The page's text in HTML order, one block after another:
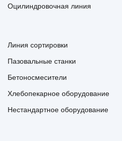
Оцилиндровочная линия
Линия сортировки
Пазовальные станки
Бетоносмесители
Хлебопекарное оборудование
Нестандартное оборудование